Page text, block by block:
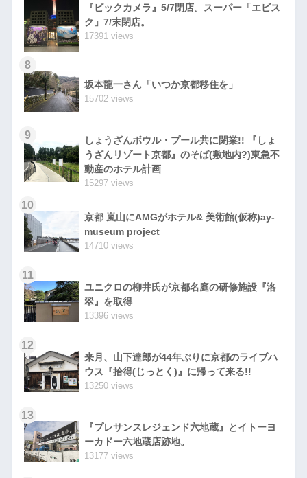
『ビックカメラ』5/7閉店。スーパー「エビス
ク」7/末閉店。
17391 views
8
坂本龍一さん「いつか京都移住を」
15702 views
9
しょうざんボウル・プール共に閉業!! 『しょ
うざんリゾート京都』のそば(敷地内?)東急不
動産のホテル計画
15297 views
10
京都 嵐山にAMGがホテル& 美術館(仮称)ay-
museum project
14710 views
11
ユニクロの柳井氏が京都名庭の研修施設『洛
翠』を取得
13396 views
12
来月、山下達郎が44年ぶりに京都のライブハ
ウス『拾得(じっとく)』に帰って来る!!
13250 views
13
『プレサンスレジェンド六地蔵』とイトーヨ
ーカドー六地蔵店跡地。
13177 views